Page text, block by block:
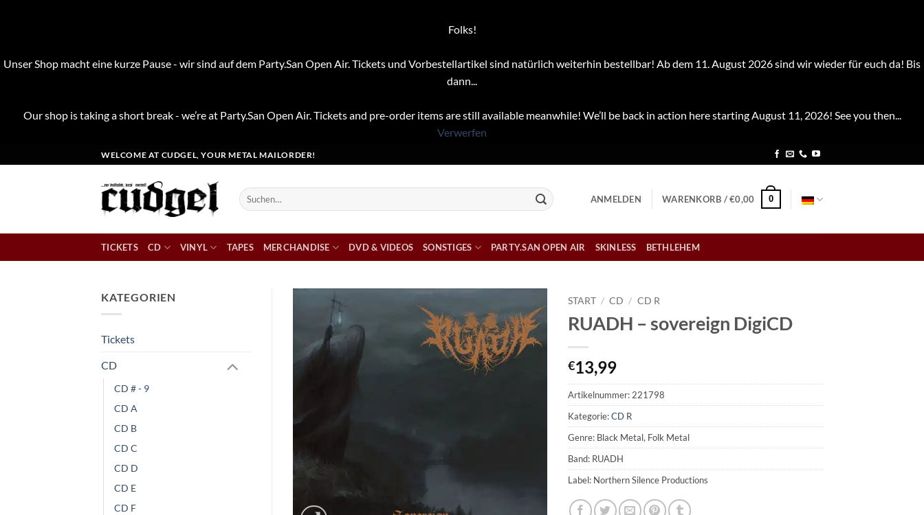
Folks!
Unser Shop macht eine kurze Pause - wir sind auf dem Party.San Open Air. Tickets und Vorbestellartikel sind natürlich weiterhin bestellbar! Ab dem 11. August 2026 sind wir wieder für euch da! Bis
dann...
Our shop is taking a short break - we’re at Party.San Open Air. Tickets and pre-order items are still available meanwhile! We’ll be back in action here starting August 11, 2026! See you then...
Verwerfen
Inhalt
WELCOME AT CUDGEL, YOUR METAL MAILORDER!
Suchen
nach:
ANMELDEN WARENKORB /€0,00 0
TICKETS CD VINYL TAPES MERCHANDISE DVD & VIDEOS SONSTIGES PARTY.SAN OPEN AIR SKINLESS BETHLEHEM
KATEGORIEN
Tickets
CD
CD # - 9
CD A
CD B
CD C
CD D
CD E
CD F
START / CD / CD R
RUADH – sovereign DigiCD
€13,99
Artikelnummer: 221798
Kategorie:CD R
Genre: Black Metal, Folk Metal
Band: RUADH
Label: Northern Silence Productions